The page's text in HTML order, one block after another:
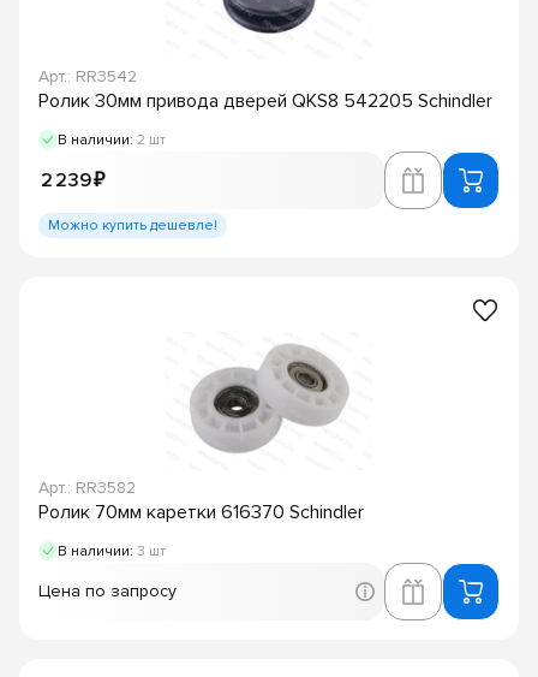
Арт.: RR3542
Ролик 30мм привода дверей QKS8 542205 Schindler
В наличии: 2 шт
2 239 ₽
Можно купить дешевле!
Арт.: RR3582
Ролик 70мм каретки 616370 Schindler
В наличии: 3 шт
Цена по запросу